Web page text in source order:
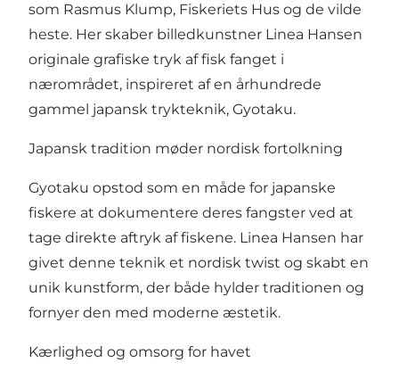
som Rasmus Klump, Fiskeriets Hus og de vilde
heste. Her skaber billedkunstner Linea Hansen
originale grafiske tryk af fisk fanget i
nærområdet, inspireret af en århundrede
gammel japansk trykteknik, Gyotaku.
Japansk tradition møder nordisk fortolkning
Gyotaku opstod som en måde for japanske
fiskere at dokumentere deres fangster ved at
tage direkte aftryk af fiskene. Linea Hansen har
givet denne teknik et nordisk twist og skabt en
unik kunstform, der både hylder traditionen og
fornyer den med moderne æstetik.
Kærlighed og omsorg for havet